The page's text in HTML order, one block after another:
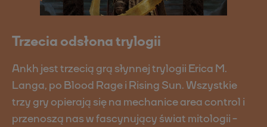
Trzecia odsłona trylogii
Ankh jest trzecią grą słynnej trylogii Erica M.
Langa, po Blood Rage i Rising Sun. Wszystkie
trzy gry opierają się na mechanice area control i
przenoszą nas w fascynujący świat mitologii -